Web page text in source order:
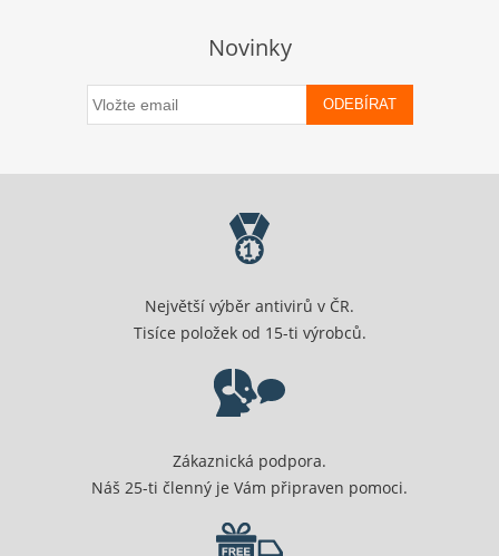
Novinky
ODEBÍRAT
Největší výběr antivirů v ČR.
Tisíce položek od 15-ti výrobců.
Zákaznická podpora.
Náš 25-ti členný je Vám připraven pomoci.